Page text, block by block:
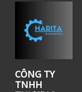
CÔNG TY
TNHH